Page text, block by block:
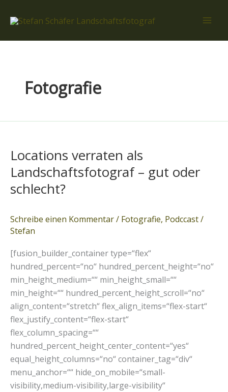
Inhalt
Fotografie
Locations verraten als
Landschaftsfotograf – gut oder
schlecht?
Schreibe einen Kommentar/ Fotografie, Podccast/
Stefan
[fusion_builder_container type=“flex“
hundred_percent=“no“ hundred_percent_height=“no“
min_height_medium=““ min_height_small=““
min_height=““ hundred_percent_height_scroll=“no“
align_content=“stretch“ flex_align_items=“flex-start“
flex_justify_content=“flex-start“
flex_column_spacing=““
hundred_percent_height_center_content=“yes“
equal_height_columns=“no“ container_tag=“div“
menu_anchor=““ hide_on_mobile=“small-
visibility,medium-visibility,large-visibility“
als
Landschaftsfotograf
–
gut
schlecht?